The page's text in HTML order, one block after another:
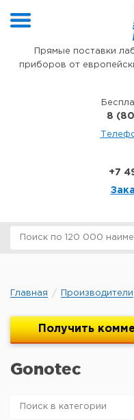
Прямые поставки
приборов от
8
+7
Главная Производители
Получить
Gonotec